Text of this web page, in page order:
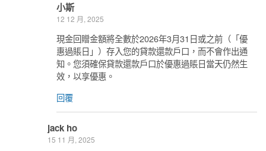
小斯
12 12 月, 2025
現金回贈金額將全數於2026年3月31日或之前（「優
惠過賬日」）存入您的貸款還款戶口，而不會作出通
知。您須確保貸款還款戶口於優惠過賬日當天仍然生
效，以享優惠。
回覆
jack ho
15 11 月, 2025